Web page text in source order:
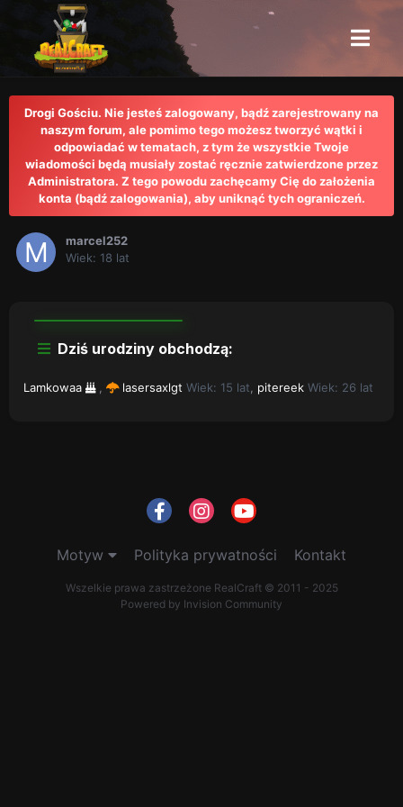
Drogi Gościu. Nie jesteś zalogowany, bądź zarejestrowany na
naszym forum, ale pomimo tego możesz tworzyć wątki i
odpowiadać w tematach, z tym że wszystkie Twoje
wiadomości będą musiały zostać ręcznie zatwierdzone przez
Administratora. Z tego powodu zachęcamy Cię do założenia
konta (bądź zalogowania), aby uniknąć tych ograniczeń.
marcel252
Wiek: 18 lat
Dziś urodziny obchodzą:
Lamkowaa , lasersaxlgt Wiek: 15 lat pitereek Wiek: 26 lat
Motyw Polityka prywatności Kontakt
Wszelkie prawa zastrzeżone RealCraft © 2011 - 2025
Powered by Invision Community